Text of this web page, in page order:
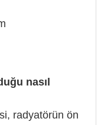
nasıl
radyatörün ön